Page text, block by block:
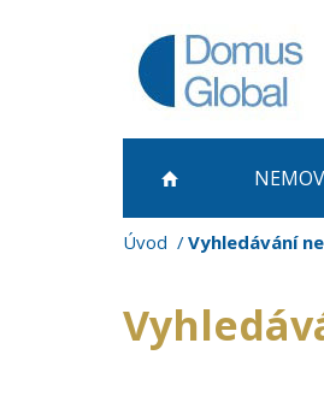
Úvod Vyhledávání